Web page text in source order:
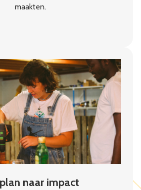
maakten.
naar impact